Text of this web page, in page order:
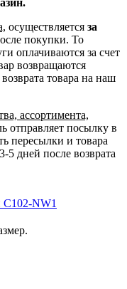
осуществляется за
покупки. То
оплачиваются за счет
возвращаются
товара на наш
ассортимента,
отправляет посылку в
пересылки и товара
5 дней после возврата
NW1